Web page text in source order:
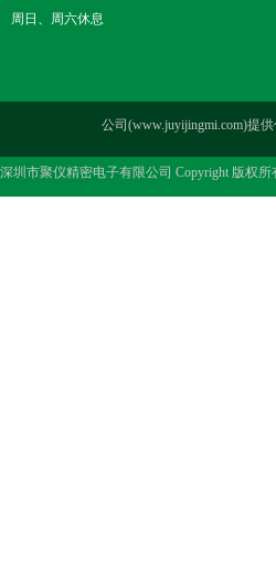
周日、周六休息
公司(www.juyijingmi.com)提
深圳市聚仪精密电子有限公司 Copyright 版权所